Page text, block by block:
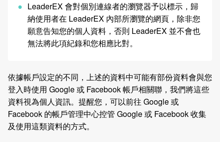
LeaderEX 會對個別連線者的瀏覽器予以標示，歸
納使用者在 LeaderEX 內部所瀏覽的網頁，除非您
願意告知您的個人資料，否則 LeaderEX 並不會也
無法將此項紀錄和您相應比對。
依據帳戶設定的不同，上述的資料中可能有部份資料會與您
登入時使用 Google 或 Facebook 帳戶相關聯，我們將這些
資料視為個人資訊。提醒您，可以前往 Google 或
Facebook 的帳戶管理中心控管 Google 或 Facebook 收集
及使用這類資料的方式。